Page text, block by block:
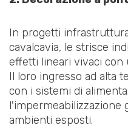
In progetti
cavalcavia, le strisce
effetti lineari vivaci con
Il loro ingresso ad alta
con i sistemi di
l'impermeabilizzazione
ambienti esposti.